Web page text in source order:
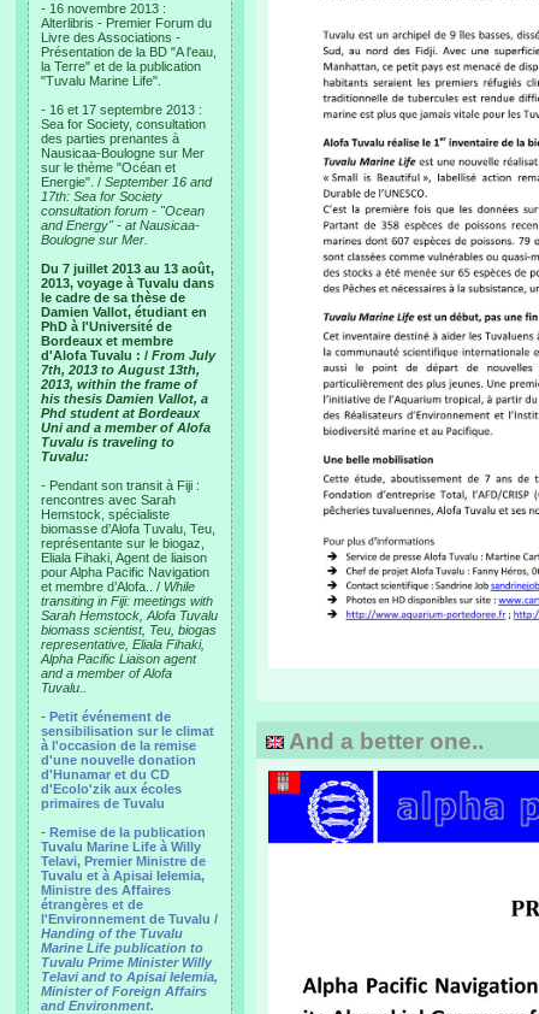
- 16 novembre 2013 :
Alterlibris - Premier Forum du
Livre des Associations -
Présentation de la BD "A l'eau,
la Terre" et de la publication
"Tuvalu Marine Life".
- 16 et 17 septembre 2013 :
Sea for Society, consultation
des parties prenantes à
Nausicaa-Boulogne sur Mer
sur le thème "Océan et
Energie". / September 16 and
17th: Sea for Society
consultation forum - "Ocean
and Energy" - at Nausicaa-
Boulogne sur Mer.
Du 7 juillet 2013 au 13 août,
2013, voyage à Tuvalu dans
le cadre de sa thèse de
Damien Vallot, étudiant en
PhD à l'Université de
Bordeaux et membre
d'Alofa Tuvalu : / From July
7th, 2013 to August 13th,
2013, within the frame of
his thesis Damien Vallot, a
Phd student at Bordeaux
Uni and a member of Alofa
Tuvalu is traveling to
Tuvalu:
- Pendant son transit à Fiji :
rencontres avec Sarah
Hemstock, spécialiste
biomasse d’Alofa Tuvalu, Teu,
représentante sur le biogaz,
Eliala Fihaki, Agent de liaison
pour Alpha Pacific Navigation
et membre d’Alofa.. / While
transiting in Fiji: meetings with
Sarah Hemstock, Alofa Tuvalu
biomass scientist, Teu, biogas
representative, Eliala Fihaki,
Alpha Pacific Liaison agent
and a member of Alofa
Tuvalu..
- Petit événement de
sensibilisation sur le climat
à l'occasion de la remise
d'une nouvelle donation
d'Hunamar et du CD
d'Ecolo'zik aux écoles
primaires de Tuvalu
- Remise de la publication
Tuvalu Marine Life à Willy
Telavi, Premier Ministre de
Tuvalu et à Apisai Ielemia,
Ministre des Affaires
étrangères et de
l'Environnement de Tuvalu /
Handing of the Tuvalu
Marine Life publication to
Tuvalu Prime Minister Willy
Telavi and to Apisai Ielemia,
Minister of Foreign Affairs
and Environment.
And a better one..